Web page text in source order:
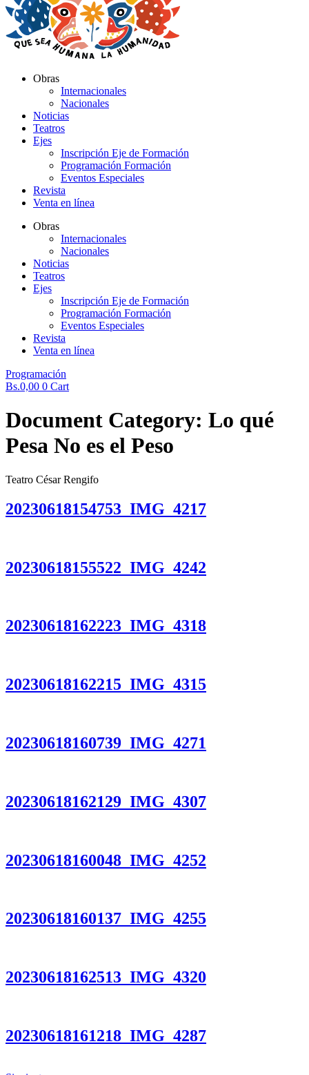
Obras
Internacionales
Nacionales
Noticias
Teatros
Ejes
Inscripción Eje de Formación
Programación Formación
Eventos Especiales
Revista
Venta en línea
Obras
Internacionales
Nacionales
Noticias
Teatros
Ejes
Inscripción Eje de Formación
Programación Formación
Eventos Especiales
Revista
Venta en línea
Programación
Bs.0,00 0 Cart
Document Category: Lo qué
Pesa No es el Peso
Teatro César Rengifo
20230618154753_IMG_4217
20230618155522_IMG_4242
20230618162223_IMG_4318
20230618162215_IMG_4315
20230618160739_IMG_4271
20230618162129_IMG_4307
20230618160048_IMG_4252
20230618160137_IMG_4255
20230618162513_IMG_4320
20230618161218_IMG_4287